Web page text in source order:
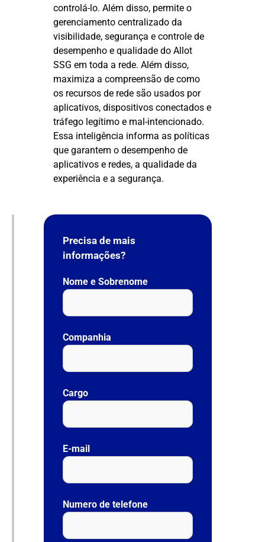
controlá-lo. Além disso, permite o
gerenciamento centralizado da
visibilidade, segurança e controle de
desempenho e qualidade do Allot
SSG em toda a rede. Além disso,
maximiza a compreensão de como
os recursos de rede são usados por
aplicativos, dispositivos conectados e
tráfego legítimo e mal-intencionado.
Essa inteligência informa as políticas
que garantem o desempenho de
aplicativos e redes, a qualidade da
experiência e a segurança.
Precisa de mais
informações?
Nome e Sobrenome
Companhia
Cargo
E-mail
Numero de telefone